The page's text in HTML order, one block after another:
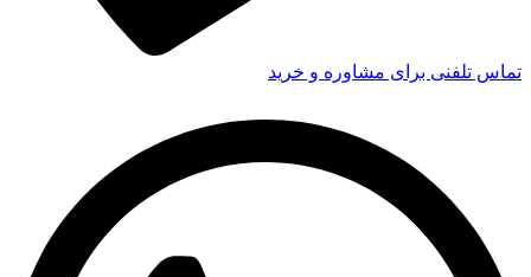
تماس تلفنی برای مشاوره و خرید